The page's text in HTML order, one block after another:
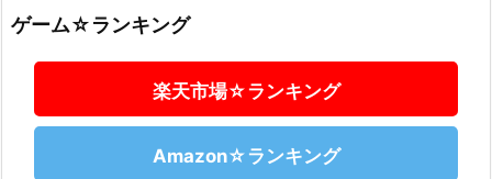
ゲーム☆ランキング
楽天市場☆ランキング
Amazon☆ランキング